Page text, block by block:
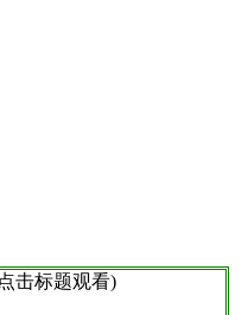
击标题观看)